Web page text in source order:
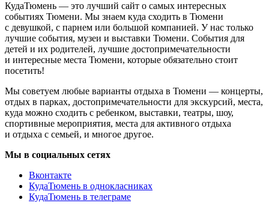
КудаТюмень — это лучший сайт о самых интересных
событиях Тюмени. Мы знаем куда сходить в Тюмени
с девушкой, с парнем или большой компанией. У нас только
лучшие события, музеи и выставки Тюмени. События для
детей и их родителей, лучшие достопримечательности
и интересные места Тюмени, которые обязательно стоит
посетить!
Мы советуем любые варианты отдыха в Тюмени — концерты,
отдых в парках, достопримечательности для экскурсий, места,
куда можно сходить с ребенком, выставки, театры, шоу,
спортивные мероприятия, места для активного отдыха
и отдыха с семьей, и многое другое.
Мы в социальных сетях
Вконтакте
КудаТюмень в однокласниках
КудаТюмень в телеграме